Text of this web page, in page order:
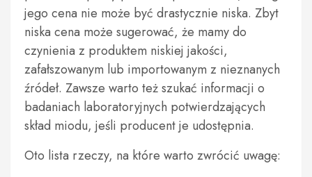
jego cena nie może być drastycznie niska. Zbyt
niska cena może sugerować, że mamy do
czynienia z produktem niskiej jakości,
zafałszowanym lub importowanym z nieznanych
źródeł. Zawsze warto też szukać informacji o
badaniach laboratoryjnych potwierdzających
skład miodu, jeśli producent je udostępnia.
Oto lista rzeczy, na które warto zwrócić uwagę: